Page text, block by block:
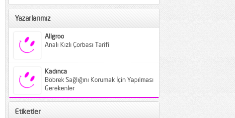
Yazarlarımız
Allgroo
Analı Kızlı Çorbası Tarifi
Kadınca
Böbrek Sağlığını Korumak İçin Yapılması
Gerekenler
Etiketler